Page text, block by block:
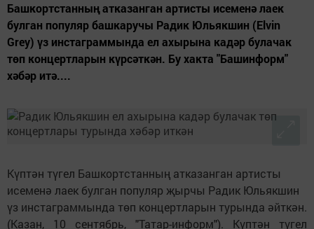
Башкортстанның атказанган артисты исеменә лаек
булган популяр башкаручы Радик Юльякшин (Elvin
Grey) үз инстаграммында ел ахырына кадәр булачак
төп концертларын күрсәткән. Бу хакта "Башинформ"
хәбәр итә....
Күптән түгел Башкортстанның атказанган артисты
исеменә лаек булган популяр җырчы Радик Юльякшин
үз инстаграммында төп концертларын турында әйткән.
(Казан, 10 сентябрь, "Татар-информ"). Күптән түгел